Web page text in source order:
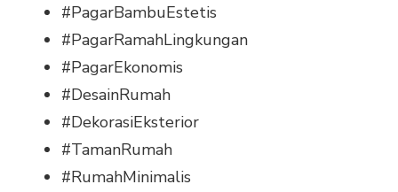
#PagarBambuEstetis
#PagarRamahLingkungan
#PagarEkonomis
#DesainRumah
#DekorasiEksterior
#TamanRumah
#RumahMinimalis